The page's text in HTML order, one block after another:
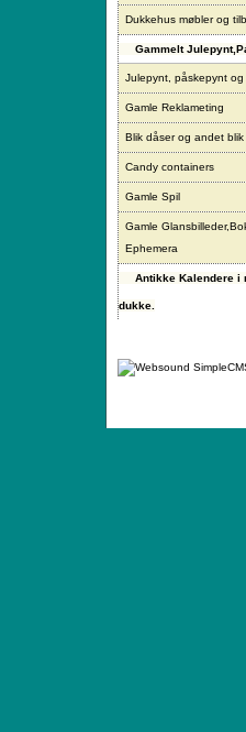
Dukkehus møbler og
Gammelt
Julepynt, påskepynt og
Gamle Reklameting
Blik dåser og andet blik
Candy containers
Gamle Spil
Gamle
Ephemera
Antikke Kalendere i
dukke.